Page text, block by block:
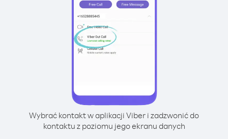
Wybrać kontakt w aplikacji Viber i zadzwonić do
kontaktu z poziomu jego ekranu danych